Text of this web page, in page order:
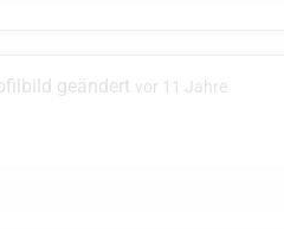
geändert vor 11 Jahre